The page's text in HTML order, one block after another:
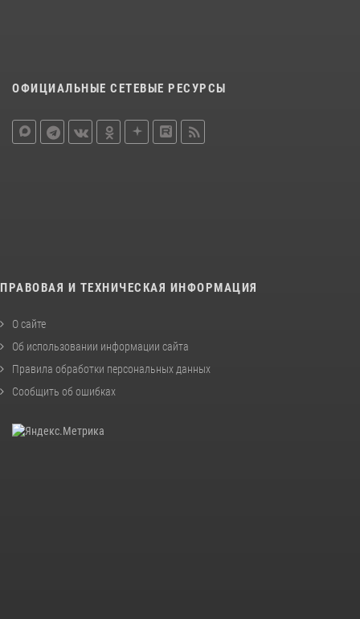
ОФИЦИАЛЬНЫЕ СЕТЕВЫЕ РЕСУРСЫ
ПРАВОВАЯ И ТЕХНИЧЕСКАЯ ИНФОРМАЦИЯ
О сайте
Об использовании информации сайта
Правила обработки персональных данных
Сообщить об ошибках